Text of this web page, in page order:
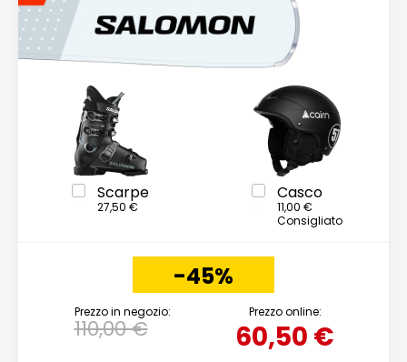
Scarpe
27,50 €
Casco
11,00 €
Consigliato
-45%
Prezzo in negozio:
110,00 €
Prezzo online:
60,50 €